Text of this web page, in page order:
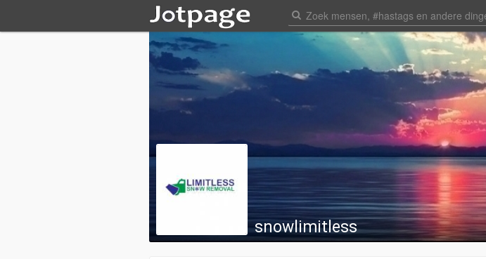
snowlimitless